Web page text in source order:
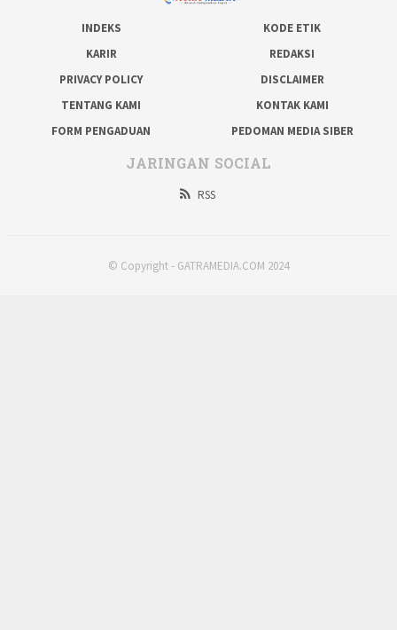
INDEKS
KODE ETIK
KARIR
REDAKSI
PRIVACY POLICY
DISCLAIMER
TENTANG KAMI
KONTAK KAMI
FORM PENGADUAN
PEDOMAN MEDIA SIBER
JARINGAN SOCIAL
RSS
© Copyright - GATRAMEDIA.COM 2024